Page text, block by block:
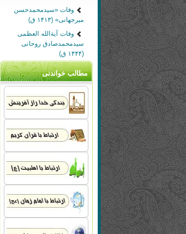
وفات «سيدمحمدحسن
ميرجهانی» (۱۴۱۳ ق)
وفات آیةالله العظمی
سیدمحمدصادق روحانی
(۱۴۴۴ ق)
مطالب خواندنی